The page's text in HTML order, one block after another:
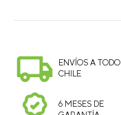
ENVÍOS A TODO
CHILE
6 MESES DE